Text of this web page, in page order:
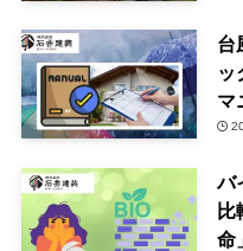
台
ッ
マ
バ
比
命